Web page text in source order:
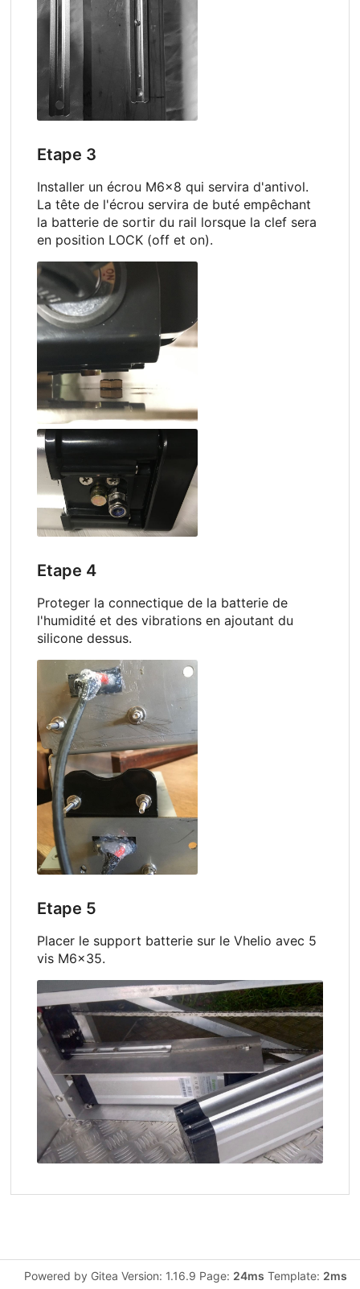
Etape 3
Installer un écrou M6x8 qui servira d'antivol.
La tête de l'écrou servira de buté empêchant
la batterie de sortir du rail lorsque la clef sera
en position LOCK (off et on).
Etape 4
Proteger la connectique de la batterie de
l'humidité et des vibrations en ajoutant du
silicone dessus.
Etape 5
Placer le support batterie sur le Vhelio avec 5
vis M6x35.
Powered by Gitea Version: 1.16.9 Page: 24ms Template: 2ms